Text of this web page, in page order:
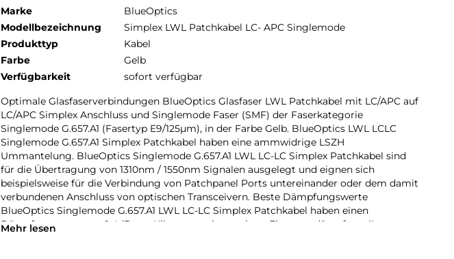
Marke
BlueOptics
Modellbezeichnung
Simplex LWL Patchkabel LC- APC Singlemode
Produkttyp
Kabel
Farbe
Gelb
Verfügbarkeit
sofort verfügbar
Optimale Glasfaserverbindungen BlueOptics Glasfaser LWL Patchkabel mit LC/APC auf
LC/APC Simplex Anschluss und Singlemode Faser (SMF) der Faserkategorie
Singlemode G.657.A1 (Fasertyp E9/125µm), in der Farbe Gelb. BlueOptics LWL LCLC
Singlemode G.657.A1 Simplex Patchkabel haben eine ammwidrige LSZH
Ummantelung. BlueOptics Singlemode G.657.A1 LWL LC-LC Simplex Patchkabel sind
für die Übertragung von 1310nm / 1550nm Signalen ausgelegt und eignen sich
beispielsweise für die Verbindung von Patchpanel Ports untereinander oder dem damit
verbundenen Anschluss von optischen Transceivern. Beste Dämpfungswerte
BlueOptics Singlemode G.657.A1 LWL LC-LC Simplex Patchkabel haben einen
Dämpfungswert von 0,4dB pro Kilometer, eine geringe Eingangsdämpfung (Input
Mehr lesen